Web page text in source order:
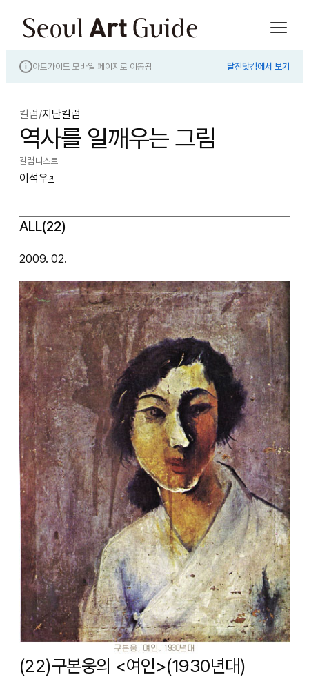
i 아트가이드 모바일 페이지로 이동됨 달진닷컴에서 보기
칼럼/지난칼럼
역사를 일깨우는 그림
칼럼니스트
이석우↗
ALL(22)
2009. 02.
(22)구본웅의 <여인>(1930년대)